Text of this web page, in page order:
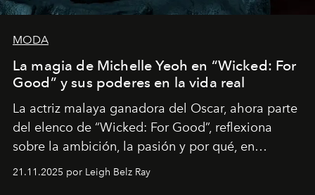
MODA
La magia de Michelle Yeoh en “Wicked: For
Good” y sus poderes en la vida real
La actriz malaya ganadora del Oscar, ahora parte
del elenco de “Wicked: For Good”, reflexiona
sobre la ambición, la pasión y por qué, en
ocasiones, la introspección puede esperar. “Es
21.11.2025 por Leigh Belz Ray